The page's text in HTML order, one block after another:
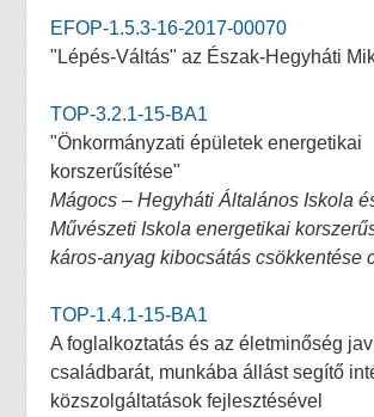
EFOP-1.5.3-16-2017-00070
"Lépés-Váltás" az Észak-Hegyháti
TOP-3.2.1-15-BA1
"Önkormányzati épületek energetikai
korszerűsítése"
Mágocs – Hegyháti Általános Iskola
Művészeti Iskola energetikai
káros-anyag kibocsátás csökkentése
TOP-1.4.1-15-BA1
A foglalkoztatás és az életminőség
családbarát, munkába állást segítő
közszolgáltatások fejlesztésével